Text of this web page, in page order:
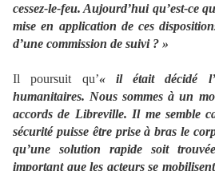
cessez-le-feu. Aujourd’hui qu’est-ce
mise en application de ces
d’une commission de suivi ? »
Il poursuit qu’« il était décidé
humanitaires. Nous sommes à un
accords de Libreville. Il me semble
sécurité puisse être prise à bras le
qu’une solution rapide soit
important que les acteurs se